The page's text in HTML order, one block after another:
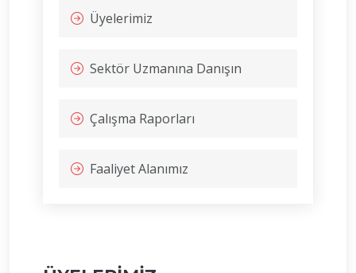
Üyelerimiz
Sektör Uzmanına Danışın
Çalışma Raporları
Faaliyet Alanımız